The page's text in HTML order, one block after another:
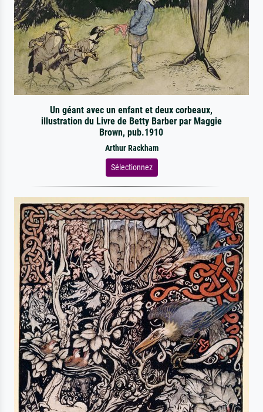
Un géant avec un enfant et deux corbeaux,
illustration du Livre de Betty Barber par Maggie
Brown, pub.1910
Arthur Rackham
Sélectionnez